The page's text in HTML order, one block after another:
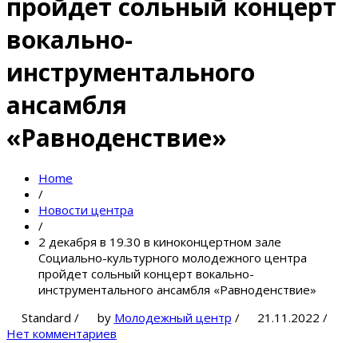
пройдет сольный концерт
вокально-
инструментального
ансамбля
«Равноденствие»
Home
/
Новости центра
/
2 декабря в 19.30 в киноконцертном зале
Социально-культурного молодежного центра
пройдет сольный концерт вокально-
инструментального ансамбля «Равноденствие»
Standard / by Молодежный центр / 21.11.2022/
Нет комментариев